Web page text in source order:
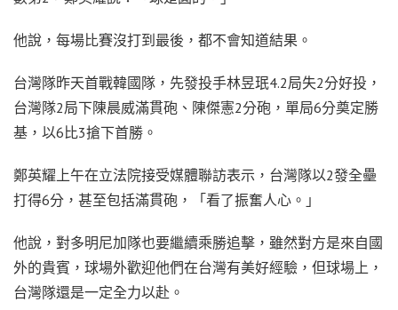
他說，每場比賽沒打到最後，都不會知道結果。
台灣隊昨天首戰韓國隊，先發投手林昱珉4.2局失2分好投，
台灣隊2局下陳晨威滿貫砲、陳傑憲2分砲，單局6分奠定勝
基，以6比3搶下首勝。
鄭英耀上午在立法院接受媒體聯訪表示，台灣隊以2發全壘
打得6分，甚至包括滿貫砲，「看了振奮人心。」
他說，對多明尼加隊也要繼續乘勝追擊，雖然對方是來自國
外的貴賓，球場外歡迎他們在台灣有美好經驗，但球場上，
台灣隊還是一定全力以赴。